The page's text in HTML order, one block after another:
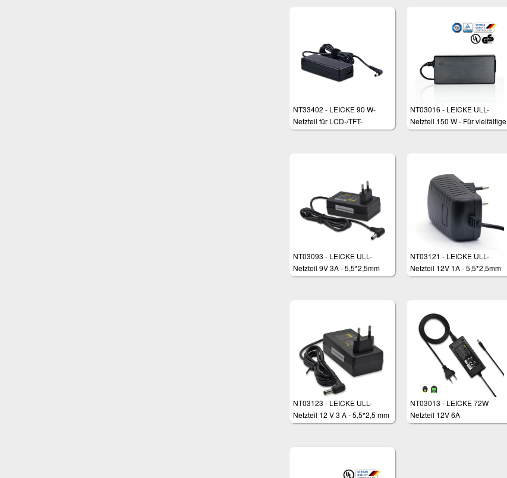
NT33402 - LEICKE 90 W-
Netzteil für LCD-/TFT-
Bildschirm, LED-Strips, NAS,
NT03016 - LEICKE ULL-
Netzteil 150 W - Für vielfältige
Anwendungen wie Router,
NT03093 - LEICKE ULL-
Netzteil 9V 3A - 5,5*2,5mm
Stecker
NT03121 - LEICKE ULL-
Netzteil 12V 1A - 5,5*2,5mm
Stecker
NT03123 - LEICKE ULL-
Netzteil 12 V 3 A - 5,5*2,5 mm
Stecker
NT03013 - LEICKE 72W
Netzteil 12V 6A